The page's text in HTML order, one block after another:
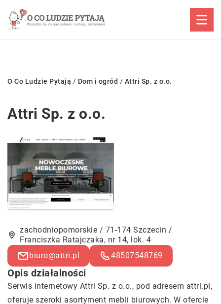
O Co Ludzie Pytają / Dom i ogród / Attri Sp. z o.o.
Attri Sp. z o.o.
zachodniopomorskie / 71-174 Szczecin /
Franciszka Ratajczaka, nr 14, lok. 4
biuro@attri.pl
48507548769
Opis działalności
Serwis internetowy Attri Sp. z o.o., pod adresem attri.pl,
oferuje szeroki asortyment mebli biurowych. W ofercie